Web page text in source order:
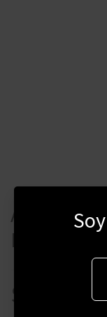
ACEITE
BLEND
$